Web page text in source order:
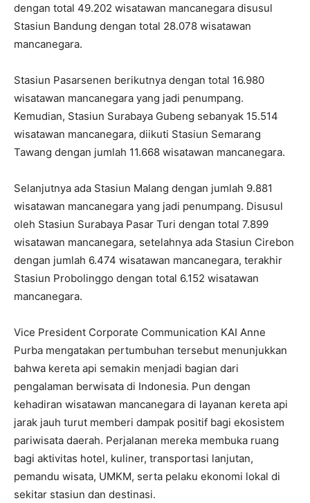
dengan total 49.202 wisatawan mancanegara disusul
Stasiun Bandung dengan total 28.078 wisatawan
mancanegara.
Stasiun Pasarsenen berikutnya dengan total 16.980
wisatawan mancanegara yang jadi penumpang.
Kemudian, Stasiun Surabaya Gubeng sebanyak 15.514
wisatawan mancanegara, diikuti Stasiun Semarang
Tawang dengan jumlah 11.668 wisatawan mancanegara.
Selanjutnya ada Stasiun Malang dengan jumlah 9.881
wisatawan mancanegara yang jadi penumpang. Disusul
oleh Stasiun Surabaya Pasar Turi dengan total 7.899
wisatawan mancanegara, setelahnya ada Stasiun Cirebon
dengan jumlah 6.474 wisatawan mancanegara, terakhir
Stasiun Probolinggo dengan total 6.152 wisatawan
mancanegara.
Vice President Corporate Communication KAI Anne
Purba mengatakan pertumbuhan tersebut menunjukkan
bahwa kereta api semakin menjadi bagian dari
pengalaman berwisata di Indonesia. Pun dengan
kehadiran wisatawan mancanegara di layanan kereta api
jarak jauh turut memberi dampak positif bagi ekosistem
pariwisata daerah. Perjalanan mereka membuka ruang
bagi aktivitas hotel, kuliner, transportasi lanjutan,
pemandu wisata, UMKM, serta pelaku ekonomi lokal di
sekitar stasiun dan destinasi.